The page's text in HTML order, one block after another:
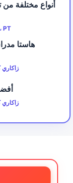
أنواع مختلفة
أوتام (مدرب اللياقة البدنية واليوغا)، PT
هاستا
زاكاري
10
زاكاري